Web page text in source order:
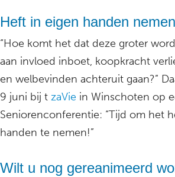
Heft in eigen handen nemen
“Hoe komt het dat deze groter
aan invloed inboet, koopkracht
en welbevinden achteruit gaan?”
9 juni bij t zaVie in Winschoten op
Seniorenconferentie: “Tijd om het
handen te nemen!”
Wilt u nog gereanimeerd